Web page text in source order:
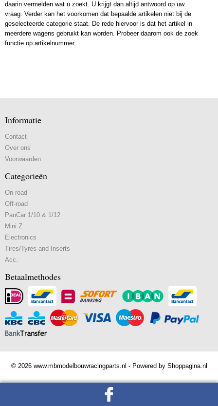
daarin vermelden wat u zoekt. U krijgt dan altijd antwoord op uw
vraag. Verder kan het voorkomen dat bepaalde artikelen niet bij de
geselecteerde categorie staat. De rede hiervoor is dat het artikel in
meerdere wagens gebruikt kan worden. Probeer daarom ook de zoek
functie op artikelnummer.
Informatie
Contact
Over ons
Voorwaarden
Categorieën
On-road
Off-road
PanCar 1/10 & 1/12
Mini Z
Electronics
Tires/Tyres and Inserts
Acc.
Betaalmethodes
© 2026 www.mbmodelbouwracingparts.nl - Powered by Shoppagina.nl